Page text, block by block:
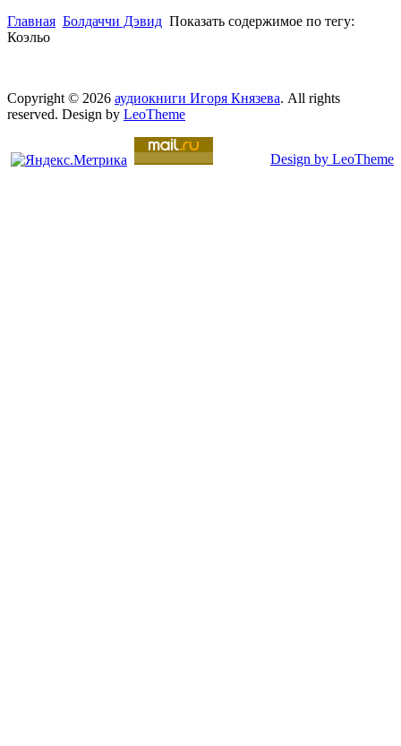
Главная Болдаччи Дэвид Показать содержимое по тегу:
Коэльо
Copyright © 2026 аудиокниги Игоря Князева. All rights
reserved. Design by LeoTheme
Design by LeoTheme